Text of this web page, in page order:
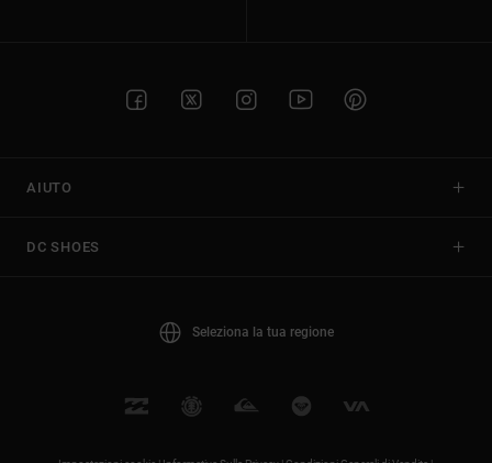
AIUTO
DC SHOES
Seleziona la tua regione